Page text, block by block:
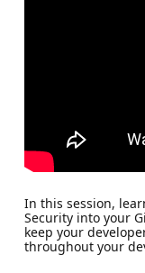
In this session,
Security into your
keep your
throughout your